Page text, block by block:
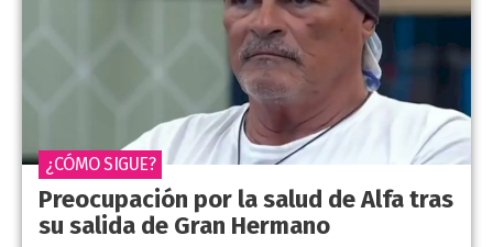
Preocupación por la salud de Alfa tras
su salida de Gran Hermano
¿CÓMO SIGUE?